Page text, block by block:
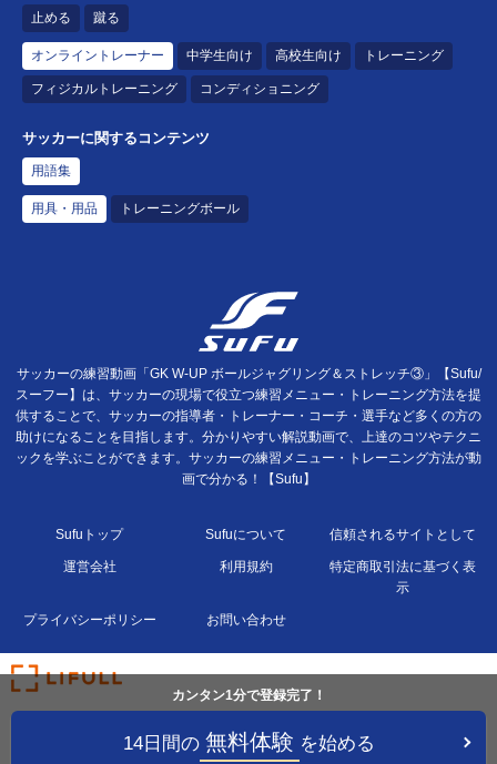
止める 蹴る
オンライントレーナー 中学生向け 高校生向け トレーニング
フィジカルトレーニング コンディショニング
サッカーに関するコンテンツ
用語集
用具・用品 トレーニングボール
カンタン1分で登録完了！
14日間の 無料体験 を始める
サッカーの練習動画「GK W-UP ボールジャグリング＆ストレッチ③」【Sufu/
スーフー】は、サッカーの現場で役立つ練習メニュー・トレーニング方法を提
供することで、サッカーの指導者・トレーナー・コーチ・選手など多くの方の
助けになることを目指します。分かりやすい解説動画で、上達のコツやテクニ
ックを学ぶことができます。サッカーの練習メニュー・トレーニング方法が動
画で分かる！【Sufu】
Sufuトップ Sufuについて 信頼されるサイトとして
運営会社 利用規約
特定商取引法に基づく表
示
プライバシーポリシー お問い合わせ